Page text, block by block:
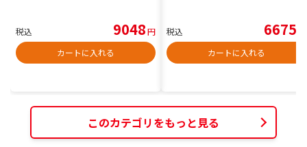
税込 9048円
カートに入れる
税込 6675
カートに入れる
このカテゴリをもっと見る